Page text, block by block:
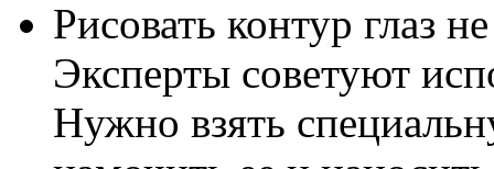
Рисовать контур глаз
Эксперты советуют
Нужно взять